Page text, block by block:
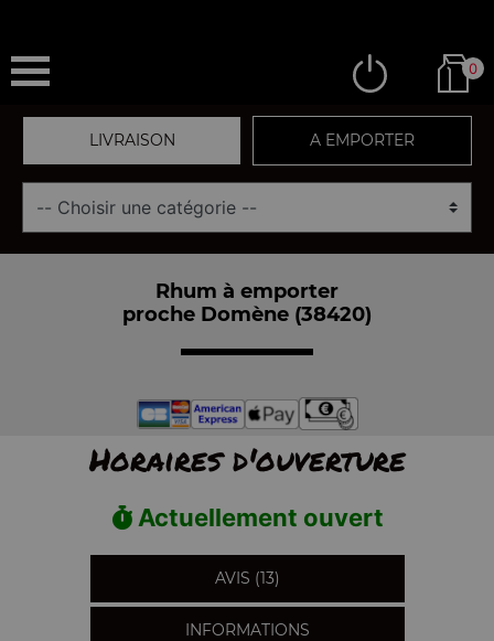
0
LIVRAISON A EMPORTER
Rhum à emporter
proche Domène (38420)
Horaires d'ouverture
Actuellement ouvert
AVIS (13)
INFORMATIONS